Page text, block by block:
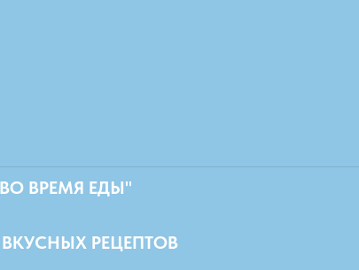
ВРЕМЯ ЕДЫ"
РЕЦЕПТОВ